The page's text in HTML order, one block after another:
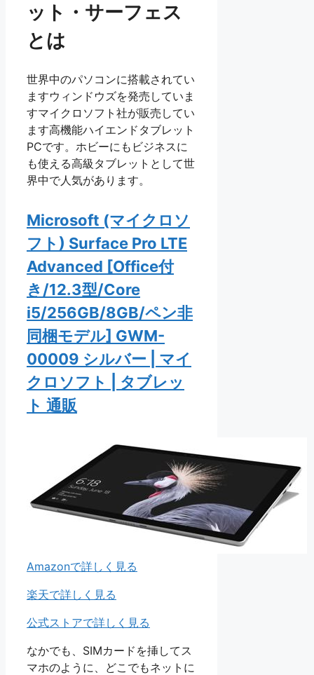
ット・サーフェス
とは
世界中のパソコンに搭載されてい
ますウィンドウズを発売していま
すマイクロソフト社が販売してい
ます高機能ハイエンドタブレット
PCです。ホビーにもビジネスに
も使える高級タブレットとして世
界中で人気があります。
Microsoft (マイクロソ
フト) Surface Pro LTE
Advanced [Office付
き/12.3型/Core
i5/256GB/8GB/ペン非
同梱モデル] GWM-
00009 シルバー | マイ
クロソフト | タブレッ
ト 通販
Amazonで詳しく見る
楽天で詳しく見る
公式ストアで詳しく見る
なかでも、SIMカードを挿してス
マホのように、どこでもネットに